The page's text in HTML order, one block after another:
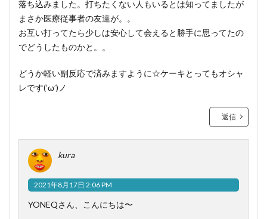
落ち込みました。打ちたくない人もいるとは知ってましたが
まさか医療従事者の友達が。。
お互い打ってたら少しは安心して会えると勝手に思ってたの
でどうしたものかと。。
どうか軽い副反応で済みますように☆ケーキとってもオシャ
レです(‘ω’)ノ
返信
kura
2021年8月17日 2:06 PM
YONEQさん、こんにちは〜